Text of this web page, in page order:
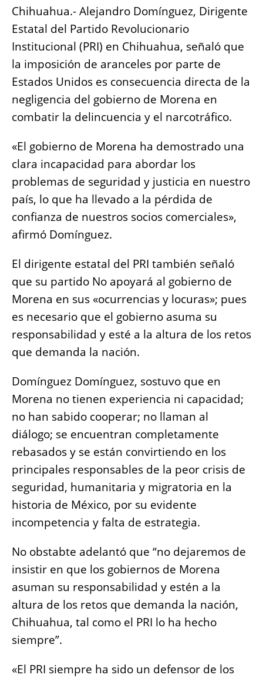
e
b
o
o
k
s
A
p
p
e
n
g
er
l y
Li
n
k
re
Chihuahua.- Alejandro Domínguez, Dirigente
Estatal del Partido Revolucionario
Institucional (PRI) en Chihuahua, señaló que
la imposición de aranceles por parte de
Estados Unidos es consecuencia directa de la
negligencia del gobierno de Morena en
combatir la delincuencia y el narcotráfico.
«El gobierno de Morena ha demostrado una
clara incapacidad para abordar los
problemas de seguridad y justicia en nuestro
país, lo que ha llevado a la pérdida de
confianza de nuestros socios comerciales»,
afirmó Domínguez.
El dirigente estatal del PRI también señaló
que su partido No apoyará al gobierno de
Morena en sus «ocurrencias y locuras»; pues
es necesario que el gobierno asuma su
responsabilidad y esté a la altura de los retos
que demanda la nación.
Domínguez Domínguez, sostuvo que en
Morena no tienen experiencia ni capacidad;
no han sabido cooperar; no llaman al
diálogo; se encuentran completamente
rebasados y se están convirtiendo en los
principales responsables de la peor crisis de
seguridad, humanitaria y migratoria en la
historia de México, por su evidente
incompetencia y falta de estrategia.
No obstabte adelantó que “no dejaremos de
insistir en que los gobiernos de Morena
asuman su responsabilidad y estén a la
altura de los retos que demanda la nación,
Chihuahua, tal como el PRI lo ha hecho
siempre”.
«El PRI siempre ha sido un defensor de los